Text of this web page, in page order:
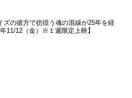
の彼方で彷徨う魂の混線が25年を経
11/12（金）※１週限定上映】